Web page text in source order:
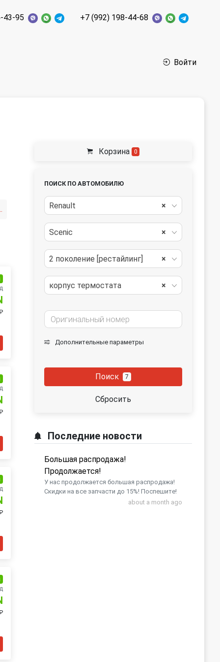
43-95 +7 (992) 198-44-68
Войти
EGR
Корзина 0
ПОИСК ПО АВТОМОБИЛЮ
×
Renault
×
Scenic
×
2 поколение [рестайлинг]
×
корпус термостата
Дополнительные параметры
Поиск 7
Сбросить
Последние новости
Большая распродажа!
Продолжается!
У нас продолжается большая распродажа!
Скидки на все запчасти до 15%! Поспешите!
about a month ago